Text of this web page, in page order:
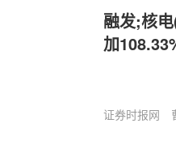
融发;核
加
证券时报网